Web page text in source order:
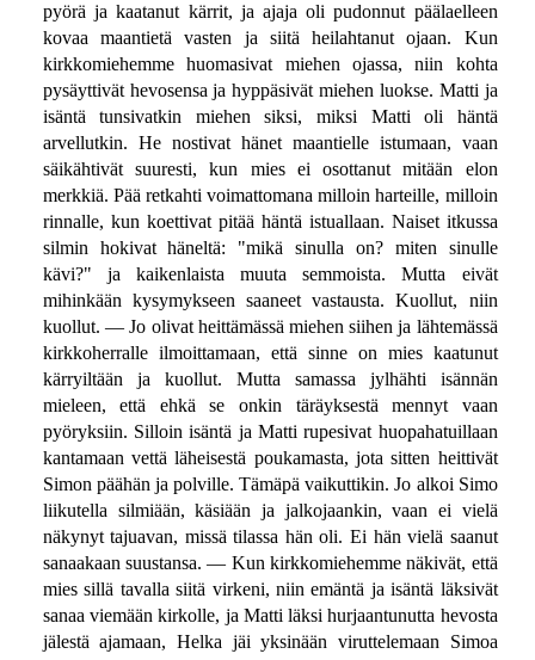
pyörä ja kaatanut kärrit, ja ajaja oli pudonnut päälaelleen
kovaa maantietä vasten ja siitä heilahtanut ojaan. Kun
kirkkomiehemme huomasivat miehen ojassa, niin kohta
pysäyttivät hevosensa ja hyppäsivät miehen luokse. Matti ja
isäntä tunsivatkin miehen siksi, miksi Matti oli häntä
arvellutkin. He nostivat hänet maantielle istumaan, vaan
säikähtivät suuresti, kun mies ei osottanut mitään elon
merkkiä. Pää retkahti voimattomana milloin harteille, milloin
rinnalle, kun koettivat pitää häntä istuallaan. Naiset itkussa
silmin hokivat häneltä: "mikä sinulla on? miten sinulle
kävi?" ja kaikenlaista muuta semmoista. Mutta eivät
mihinkään kysymykseen saaneet vastausta. Kuollut, niin
kuollut. — Jo olivat heittämässä miehen siihen ja lähtemässä
kirkkoherralle ilmoittamaan, että sinne on mies kaatunut
kärryiltään ja kuollut. Mutta samassa jylhähti isännän
mieleen, että ehkä se onkin täräyksestä mennyt vaan
pyöryksiin. Silloin isäntä ja Matti rupesivat huopahatuillaan
kantamaan vettä läheisestä poukamasta, jota sitten heittivät
Simon päähän ja polville. Tämäpä vaikuttikin. Jo alkoi Simo
liikutella silmiään, käsiään ja jalkojaankin, vaan ei vielä
näkynyt tajuavan, missä tilassa hän oli. Ei hän vielä saanut
sanaakaan suustansa. — Kun kirkkomiehemme näkivät, että
mies sillä tavalla siitä virkeni, niin emäntä ja isäntä läksivät
sanaa viemään kirkolle, ja Matti läksi hurjaantunutta hevosta
jälestä ajamaan, Helka jäi yksinään viruttelemaan Simoa